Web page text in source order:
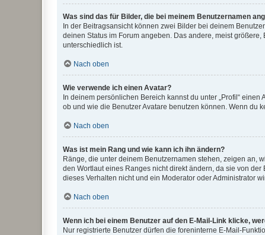
Was sind das für Bilder, die bei meinem Benutzernamen
In der Beitragsansicht können zwei Bilder bei deinem
deinen Status im Forum angeben. Das andere, meist
unterschiedlich ist.
Nach oben
Wie verwende ich einen Avatar?
In deinem persönlichen Bereich kannst du unter „Profil“
ob und wie die Benutzer Avatare benutzen können. Wenn du
Nach oben
Was ist mein Rang und wie kann ich ihn ändern?
Ränge, die unter deinem Benutzernamen stehen, zeigen an,
den Wortlaut eines Ranges nicht direkt ändern, da sie von
dieses Verhalten nicht und ein Moderator oder Administrator
Nach oben
Wenn ich bei einem Benutzer auf den E-Mail-Link klicke,
Nur registrierte Benutzer dürfen die foreninterne E-Mail-